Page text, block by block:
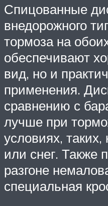
Спицованные
внедорожного
тормоза на
обеспечивают
вид, но и
применения.
сравнению с
лучше при
условиях, таких,
или снег. Также
разгоне
специальная